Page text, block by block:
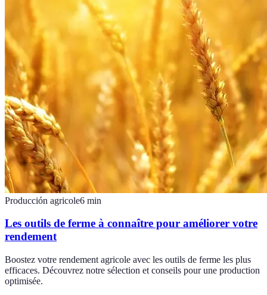
Producción agricole6 min
Les outils de ferme à connaître pour améliorer votre
rendement
Boostez votre rendement agricole avec les outils de ferme les plus
efficaces. Découvrez notre sélection et conseils pour une production
optimisée.